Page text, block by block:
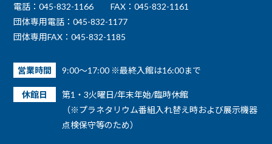
電話：045-832-1166
FAX：045-832-1161
団体専用電話：045-832-1177
団体専用FAX：045-832-1185
営業時間 9:00～17:00 ※最終入館は16:00まで
休館日
第1・3火曜日/年末年始/臨時休館
（※プラネタリウム番組入れ替え時および展示機器
点検保守等のため）